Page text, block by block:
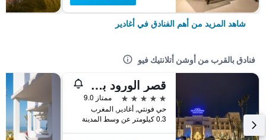
شاهد المزيد من أهم الفنادق في أغادير
فنادق بالقرب من أوشن أتلانتيك فيو
قصر الورود بيكالباتروس
5 نجوم
ممتاز 9.0
حي فونتي, أغادير, المغرب
0.3 كيلومتر عن وسط المدينة